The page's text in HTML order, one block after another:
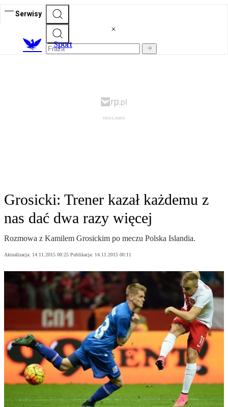
Serwisy
Sport
Grosicki: Trener kazał każdemu z
nas dać dwa razy więcej
Rozmowa z Kamilem Grosickim po meczu Polska Islandia.
Aktualizacja: 14.11.2015 00:25 Publikacja: 14.11.2015 00:11